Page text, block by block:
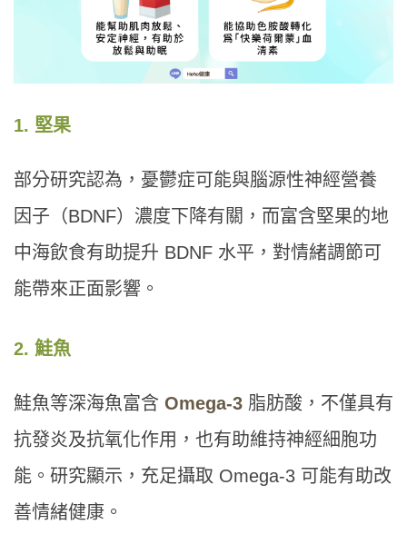
1. 堅果
部分研究認為，憂鬱症可能與腦源性神經營養
因子（BDNF）濃度下降有關，而富含堅果的地
中海飲食有助提升 BDNF 水平，對情緒調節可
能帶來正面影響。
2. 鮭魚
鮭魚等深海魚富含 Omega-3 脂肪酸，不僅具有
抗發炎及抗氧化作用，也有助維持神經細胞功
能。研究顯示，充足攝取 Omega-3 可能有助改
善情緒健康。